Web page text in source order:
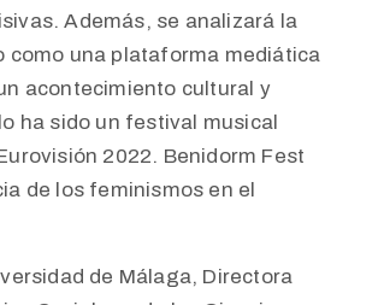
Además, se analizará la
como una plataforma mediática
acontecimiento cultural y
ha sido un festival musical
2022. Benidorm Fest
de los feminismos en el
de Málaga, Directora